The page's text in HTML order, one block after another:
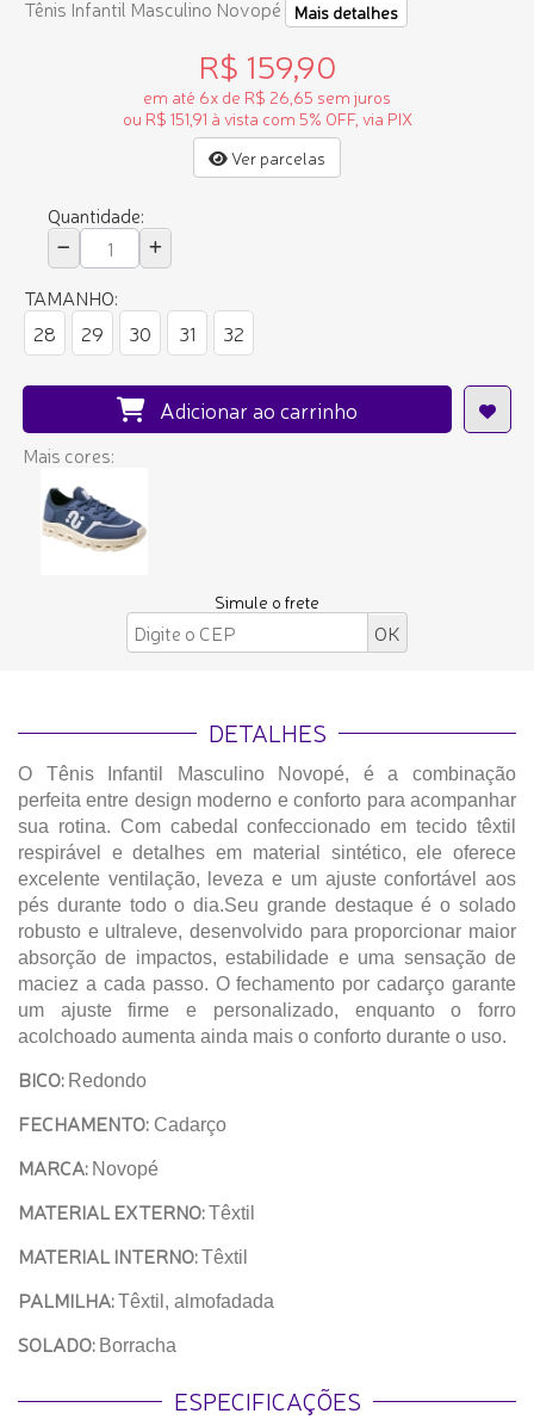
Tênis Infantil Masculino Novopé
Mais detalhes
R$ 159,90
em até 6x de R$ 26,65 sem juros
ou R$ 151,91 à vista com 5% OFF, via PIX
Ver parcelas
Quantidade:
TAMANHO:
28
29 30 31 32
Adicionar ao carrinho
Mais cores:
Simule o frete
DETALHES
O Tênis Infantil Masculino Novopé, é a combinação
perfeita entre design moderno e conforto para acompanhar
sua rotina. Com cabedal confeccionado em tecido têxtil
respirável e detalhes em material sintético, ele oferece
excelente ventilação, leveza e um ajuste confortável aos
pés durante todo o dia.Seu grande destaque é o solado
robusto e ultraleve, desenvolvido para proporcionar maior
absorção de impactos, estabilidade e uma sensação de
maciez a cada passo. O fechamento por cadarço garante
um ajuste firme e personalizado, enquanto o forro
acolchoado aumenta ainda mais o conforto durante o uso.
BICO: Redondo
FECHAMENTO: Cadarço
MARCA: Novopé
MATERIAL EXTERNO:Têxtil
MATERIAL INTERNO:Têxtil
PALMILHA:Têxtil, almofadada
SOLADO: Borracha
ESPECIFICAÇÕES